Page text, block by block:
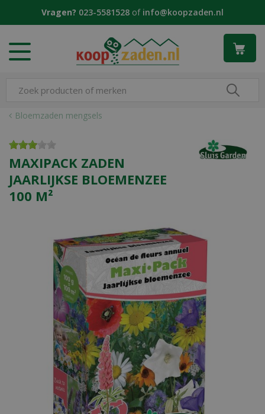
Bloemzaden mengsels
Vragen? 023-5581528 of info@koopzaden.nl
MAXIPACK ZADEN
JAARLIJKSE BLOEMENZEE
100 M²